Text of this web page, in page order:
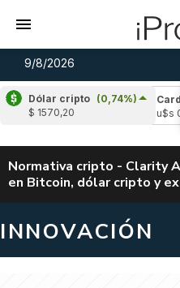
9/8/2026
Dólar cripto (0,74%)
$ 1570,20
(1,32%)
Cardano
u$s 0,20
Normativa cripto - Clarity
en Bitcoin, dólar cripto y
INNOVACIÓN